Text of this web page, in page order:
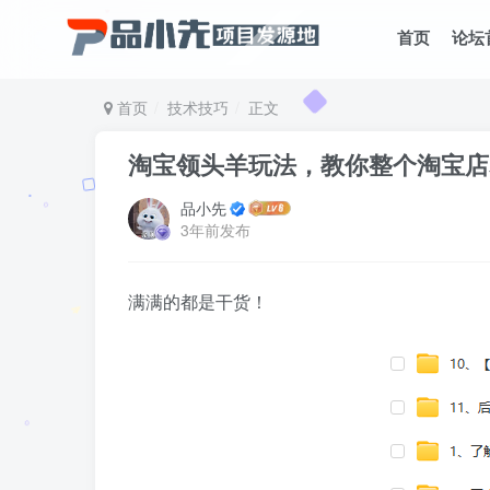
首页 论坛
首页 技术技巧 正文
淘宝领头羊玩法，教你整个淘宝
品小先
3年前发布
满满的都是干货！